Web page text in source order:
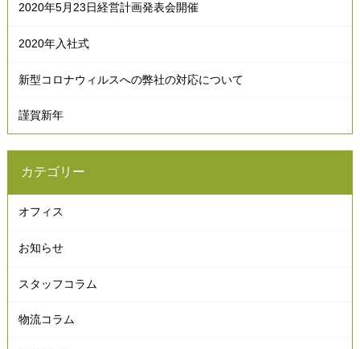
2020年5月23日経営計画発表会開催
2020年入社式
新型コロナウィルスへの弊社の対応について
謹賀新年
カテゴリー
オフィス
お知らせ
スタッフコラム
物流コラム